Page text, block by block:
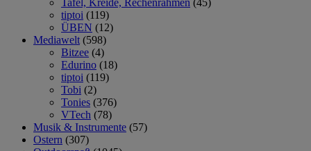
Tafel, Kreide, Rechenrahmen (45)
tiptoi (119)
ÜBEN (12)
Mediawelt (598)
Bitzee (4)
Edurino (18)
tiptoi (119)
Tobi (2)
Tonies (376)
VTech (78)
Musik & Instrumente (57)
Ostern (307)